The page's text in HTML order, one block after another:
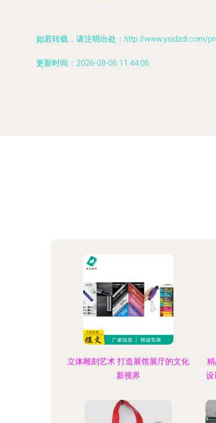
如若转载，请注明出处：http://www.ysidzdl.com/
更新时间：2026-08-06 11:44:06
立体雕刻艺术 打造展馆展厅的文化
新视界
设